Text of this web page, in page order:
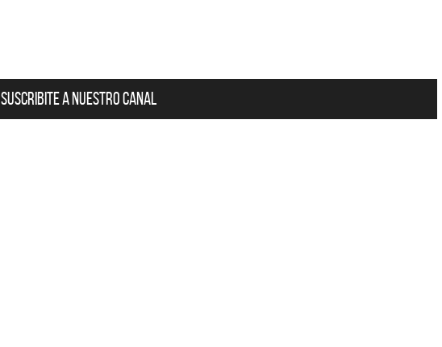
Suscribite a nuestro canalLa colección completa de los CMTV
Acústicos. Todos los meses se suman
DEF
Def